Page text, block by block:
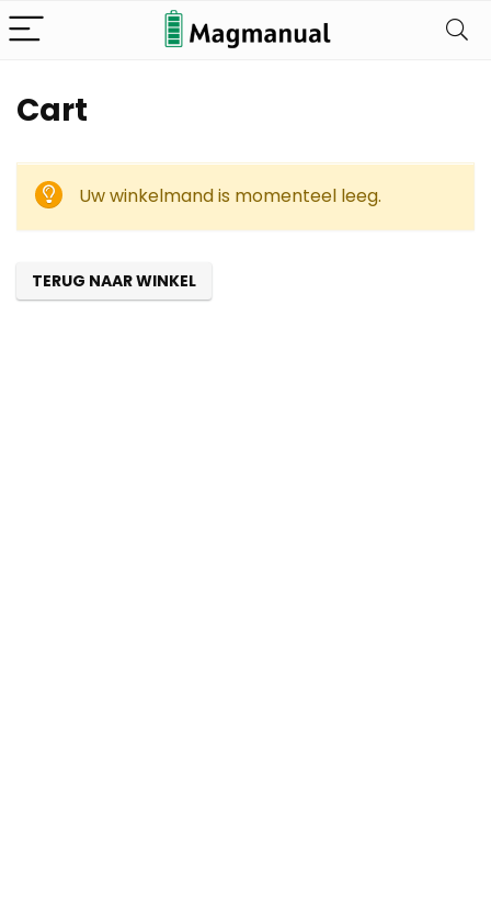
Cart
Uw winkelmand is momenteel leeg.
TERUG NAAR WINKEL